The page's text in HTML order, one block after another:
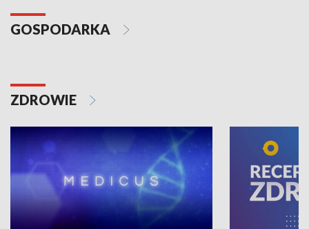
GOSPODARKA
ZDROWIE